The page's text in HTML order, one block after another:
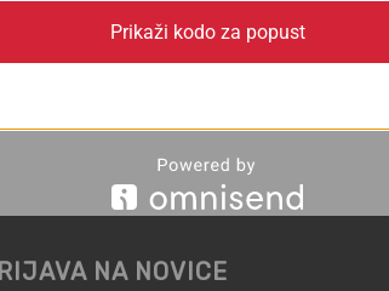
pasom | 80% Eco
Visoke hlačke s
NA NOVICE
Prikaži kodo za popust